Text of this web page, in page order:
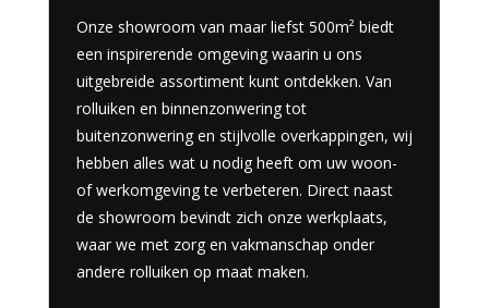
Onze showroom van maar liefst 500m² biedt
een inspirerende omgeving waarin u ons
uitgebreide assortiment kunt ontdekken. Van
rolluiken en binnenzonwering tot
buitenzonwering en stijlvolle overkappingen, wij
hebben alles wat u nodig heeft om uw woon-
of werkomgeving te verbeteren. Direct naast
de showroom bevindt zich onze werkplaats,
waar we met zorg en vakmanschap onder
andere rolluiken op maat maken.